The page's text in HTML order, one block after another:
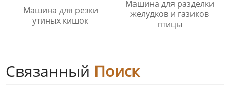
Машина для резки
утиных кишок
Машина для разделки
желудков и газиков
птицы
Связанный Поиск